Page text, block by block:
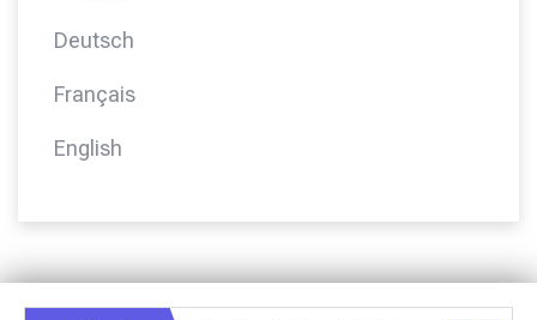
Deutsch
Français
English